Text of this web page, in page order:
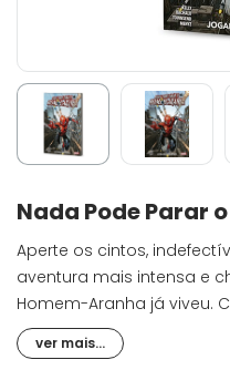
Nada Pode Parar
Aperte os cintos,
aventura mais intensa e
Homem-Aranha já viveu.
nome, a partir da página
final! E o Aranha vai ter
ver mais...